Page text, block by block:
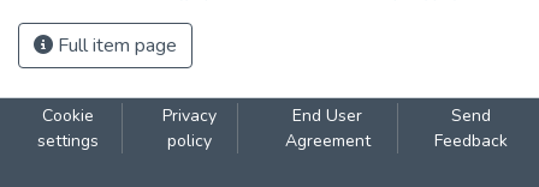
Full item page
Cookie
settings
Privacy
policy
End User
Agreement
Send
Feedback